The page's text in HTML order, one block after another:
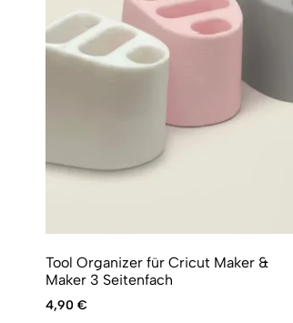
Tool Organizer für Cricut Maker &
Maker 3 Seitenfach
4,90 €